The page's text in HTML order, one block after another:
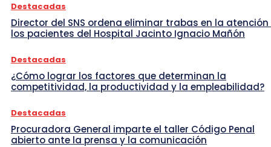
Destacadas
Director del SNS ordena eliminar trabas en la atención
los pacientes del Hospital Jacinto Ignacio Mañón
Destacadas
¿Cómo lograr los factores que determinan la
competitividad, la productividad y la empleabilidad?
Destacadas
Procuradora General imparte el taller Código Penal
abierto ante la prensa y la comunicación